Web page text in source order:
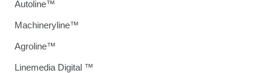
Autoline™
Machineryline™
Agroline™
Linemedia Digital ™